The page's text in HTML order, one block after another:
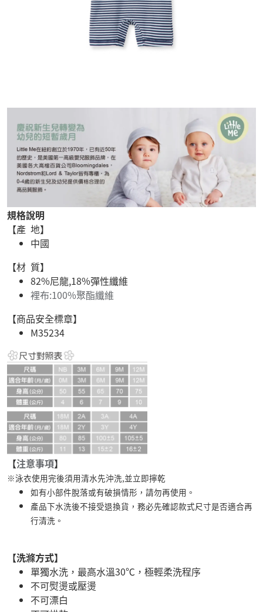
規格說明
【產 地】
中國
【材 質】
82%尼龍,18%彈性纖維
裡布:100%聚酯纖維
【商品安全標章】
M35234
【注意事項】
※泳衣使用完後須用清水先沖洗,並立即擰乾
如有小部件脫落或有破損情形，請勿再使用。
產品下水洗後不接受退換貨，務必先確認款式尺寸是否適合再
行清洗。
【洗滌方式】
單獨水洗，最高水溫30℃，極輕柔洗程序
不可熨燙或壓燙
不可漂白